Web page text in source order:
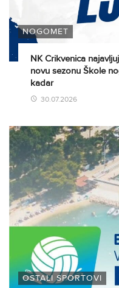
NOGOMET
NK Crikvenica
novu sezonu Škole
kadar
30.07.2026
OSTALI SPORTOVI